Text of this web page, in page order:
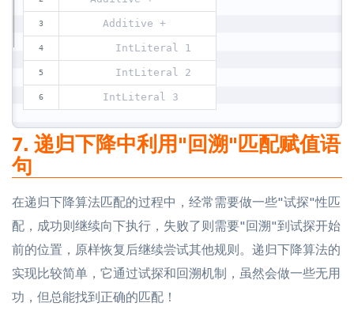
    Additive +
      IntLiteral 1
      IntLiteral 2
    IntLiteral 3
7. 递归下降中利用"回溯"匹配赋值语
句
在递归下降算法匹配的过程中，经常需要做一些"试探"性匹
配，成功则继续向下执行，失败了则需要"回溯"到试探开始
前的位置，原样恢复后继续尝试其他规则。递归下降算法的
实现比较简单，它通过试探和回溯机制，虽然会做一些无用
功，但总能找到正确的匹配！